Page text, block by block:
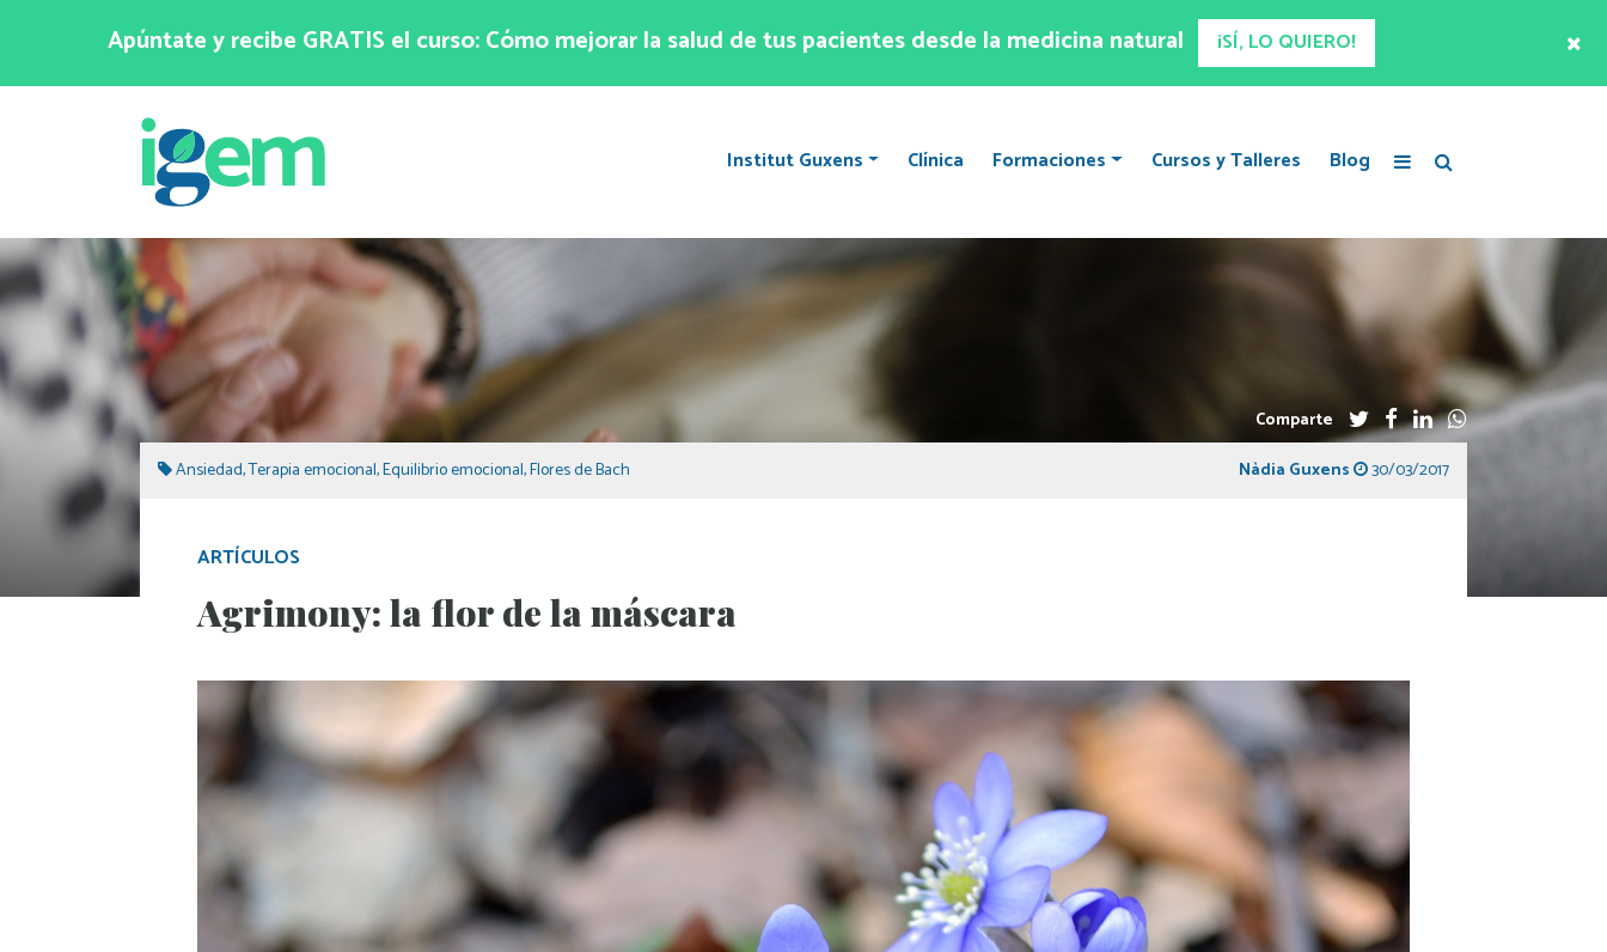
Apúntate y recibe GRATIS el curso: Cómo mejorar la salud de tus pacientes desde la medicina natural ¡SÍ, LO QUIERO!
Institut Guxens Clínica Formaciones Cursos y Talleres Blog
Comparte
Ansiedad,Terapia emocional,Equilibrio emocional,Flores de Bach Nàdia Guxens 30/03/2017
ARTÍCULOS
Agrimony: la flor de la máscara